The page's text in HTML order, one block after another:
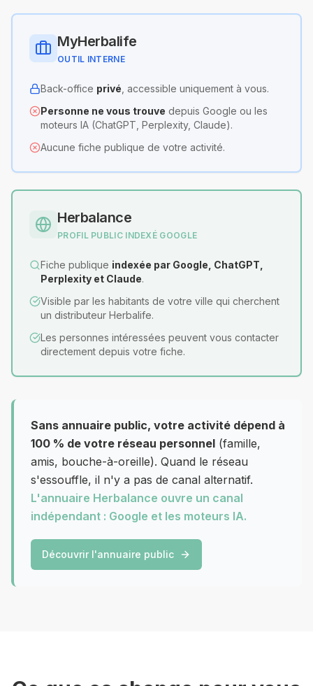
MyHerbalife
OUTIL INTERNE
Back-office privé , accessible uniquement à vous.
Personne ne vous trouve depuis Google ou les
moteurs IA (ChatGPT, Perplexity, Claude).
Aucune fiche publique de votre activité.
Herbalance
PROFIL PUBLIC INDEXÉ GOOGLE
Fiche publique indexée par Google, ChatGPT,
Perplexity et Claude.
Visible par les habitants de votre ville qui cherchent
un distributeur Herbalife.
Les personnes intéressées peuvent vous contacter
directement depuis votre fiche.
Sans annuaire public, votre activité dépend à
100 % de votre réseau personnel (famille,
amis, bouche-à-oreille). Quand le réseau
s'essouffle, il n'y a pas de canal alternatif.
L'annuaire Herbalance ouvre un canal
indépendant : Google et les moteurs IA.
Découvrir l'annuaire public